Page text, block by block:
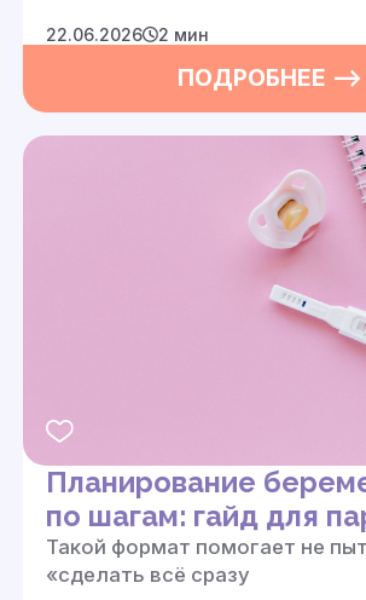
ПОДРОБНЕЕ —>
22.06.2026 2 мин
Планирование
по шагам: гайд для
Такой формат помогает не
«сделать всё сразу